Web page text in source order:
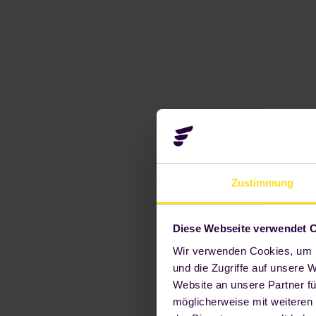
Zustimmung
Diese Webseite verwendet
Wir verwenden Cookies,
und die Zugriffe auf unsere
Website an unsere Partner
möglicherweise mit